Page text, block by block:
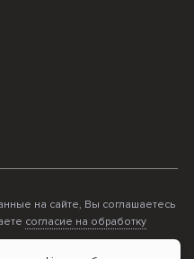
на сайте, Вы соглашаетесь
согласие на обработку